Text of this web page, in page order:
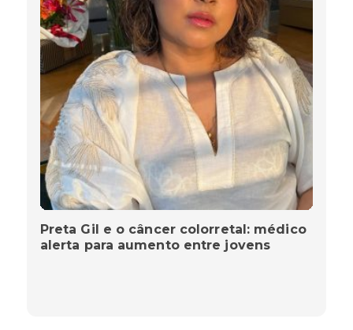
Preta Gil e o câncer colorretal: médico
alerta para aumento entre jovens